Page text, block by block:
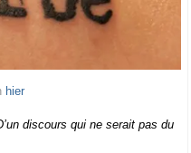
hier
dis­cours qui ne serait pas du